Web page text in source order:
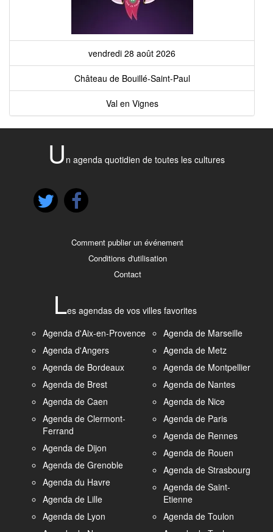
vendredi 28 août 2026
Château de Bouillé-Saint-Paul
Val en Vignes
U n agenda quotidien de toutes les cultures
Comment publier un événement
Conditions d'utilisation
Contact
Les agendas de vos villes favorites
Agenda d'Aix-en-Provence
Agenda d'Angers
Agenda de Bordeaux
Agenda de Brest
Agenda de Caen
Agenda de Clermont-
Ferrand
Agenda de Dijon
Agenda de Grenoble
Agenda du Havre
Agenda de Lille
Agenda de Lyon
Agenda de Marseille
Agenda de Metz
Agenda de Montpellier
Agenda de Nantes
Agenda de Nice
Agenda de Paris
Agenda de Rennes
Agenda de Rouen
Agenda de Strasbourg
Agenda de Saint-
Etienne
Agenda de Toulon